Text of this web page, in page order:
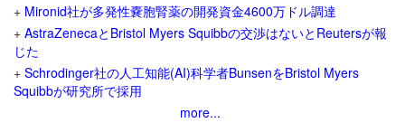
+ Mironid社が多発性嚢胞腎薬の開発資金4600万ドル調達
+ AstraZenecaとBristol Myers Squibbの交渉はないとReutersが報
じた
+ Schrodinger社の人工知能(AI)科学者BunsenをBristol Myers
Squibbが研究所で採用
more...